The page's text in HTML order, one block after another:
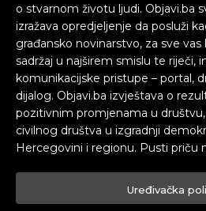
o stvarnom životu ljudi. Objavi.ba
izražava opredjeljenje da posluži
građansko novinarstvo, za sve
sadržaj u najširem smislu te riječi,
komunikacijske pristupe – portal,
dijalog. Objavi.ba izvještava o
pozitivnim promjenama u
civilnog društva u izgradnji
Hercegovini i regionu. Pusti priču
Uređivačka